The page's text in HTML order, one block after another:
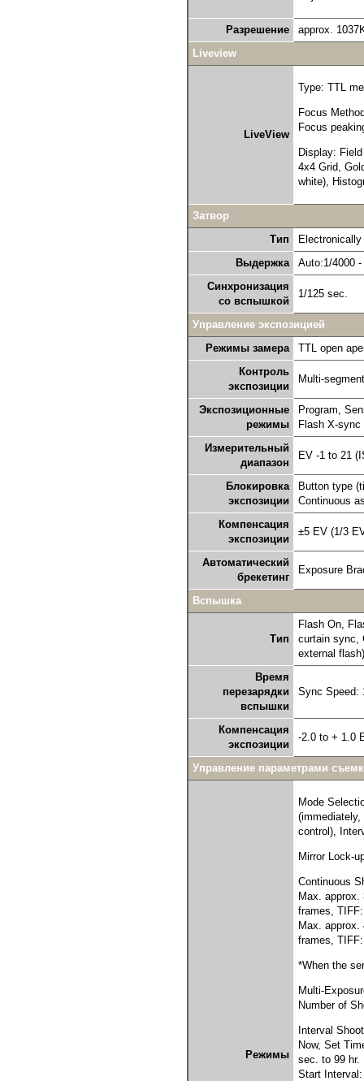
Разрешение
approx.
Liveview
LiveView
Type: TTL
Focus
Focus
Display:
4x4 Grid,
white),
Затвор
Тип
Выдержка
Auto:1/4000
Синхронизация
со вспышкой
1/125 sec.
Управление экспозицией
Режимы замера
TTL open
Контроль
экспозиции
Multi-
Экспозиционные
режимы
Program,
Flash X-
Измерительный
диапазон
EV -1 to 21
Блокировка
экспозиции
Button type
Continuous
Компенсация
экспозиции
±5 EV (1/3
Автоматический
брекетинг
Exposure
Вспышка
Тип
Flash On,
curtain sync,
external flash)
Время
перезарядки
вспышки
Sync Speed:
Компенсация
экспозиции
-2.0 to + 1.0
Управление параметрами
Режимы
Mode
control),
Mirror Lock-
Continuous
Max.
frames,
Max.
frames,
*When the
Multi-
Number of
Interval
Now, Set
sec. to 99 hr.
Start